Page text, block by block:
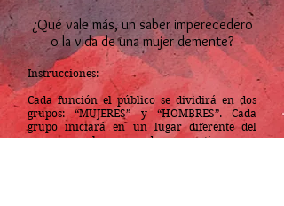
¿Qué vale más, un saber imperecedero
o la vida de una mujer demente?
Instrucciones:
Cada función el público se dividirá en dos
grupos: “MUJERES” y “HOMBRES”. Cada
grupo iniciará en un lugar diferente del
museo por lo que cada grupo tiene una